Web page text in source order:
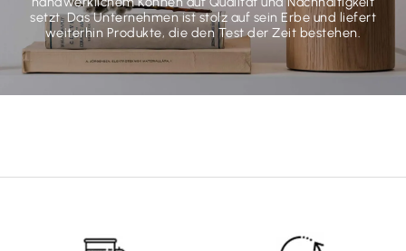
setzt. Das Unternehmen ist stolz auf sein Erbe und liefert
weiterhin Produkte, die den Test der Zeit bestehen.